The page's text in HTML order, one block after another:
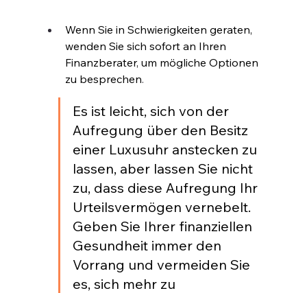
Wenn Sie in Schwierigkeiten geraten,
wenden Sie sich sofort an Ihren
Finanzberater, um mögliche Optionen
zu besprechen.
Es ist leicht, sich von der
Aufregung über den Besitz
einer Luxusuhr anstecken zu
lassen, aber lassen Sie nicht
zu, dass diese Aufregung Ihr
Urteilsvermögen vernebelt.
Geben Sie Ihrer finanziellen
Gesundheit immer den
Vorrang und vermeiden Sie
es, sich mehr zu